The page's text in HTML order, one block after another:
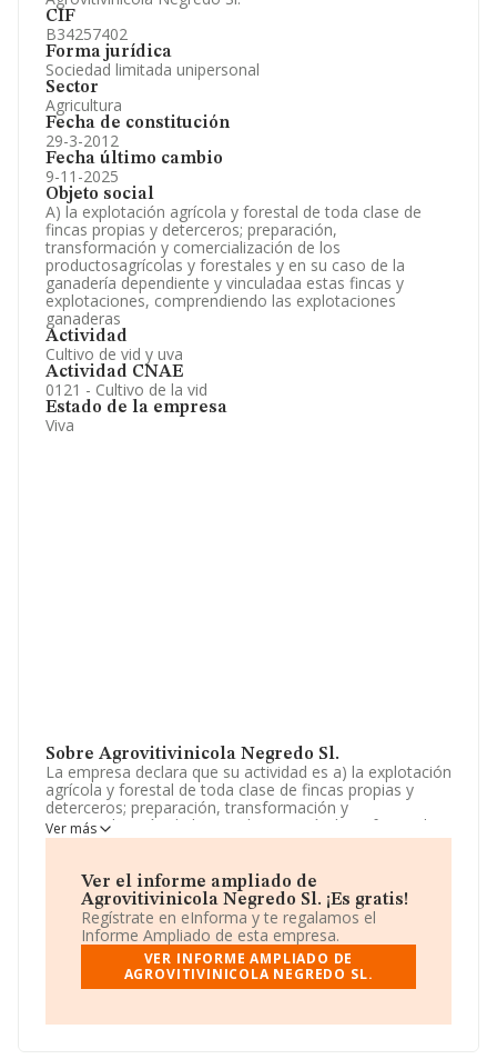
CIF
B34257402
Forma jurídica
Sociedad limitada unipersonal
Sector
Agricultura
Fecha de constitución
29-3-2012
Fecha último cambio
9-11-2025
Objeto social
A) la explotación agrícola y forestal de toda clase de
fincas propias y deterceros; preparación,
transformación y comercialización de los
productosagrícolas y forestales y en su caso de la
ganadería dependiente y vinculadaa estas fincas y
explotaciones, comprendiendo las explotaciones
ganaderas
Actividad
Cultivo de vid y uva
Actividad CNAE
0121 - Cultivo de la vid
Estado de la empresa
Viva
Sobre Agrovitivinicola Negredo Sl.
La empresa declara que su actividad es a) la explotación
agrícola y forestal de toda clase de fincas propias y
deterceros; preparación, transformación y
comercialización de los productosagrícolas y forestales
y en su caso de la ganadería dependiente y vinculadaa
explotaciones ganaderas. La empresa es una Sociedad
Limitada. Clasifica su actividad CNAE como 'Cultivo de la
vid', código 0121. La empresa no tiene actividad en
mercados exteriores.
La dirección de correo es
lcarlosdelosrios@primocavia.com. Puedes visitar su sitio
Ver más
Ver el informe ampliado de
Agrovitivinicola Negredo Sl. ¡Es gratis!
Regístrate en eInforma y te regalamos el
Informe Ampliado de esta empresa.
VER INFORME AMPLIADO DE
AGROVITIVINICOLA NEGREDO SL.